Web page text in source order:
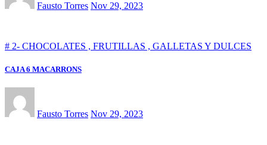
Fausto Torres Nov 29, 2023
# 2- CHOCOLATES , FRUTILLAS , GALLETAS Y DULCES
CAJA 6 MACARRONS
Fausto Torres Nov 29, 2023